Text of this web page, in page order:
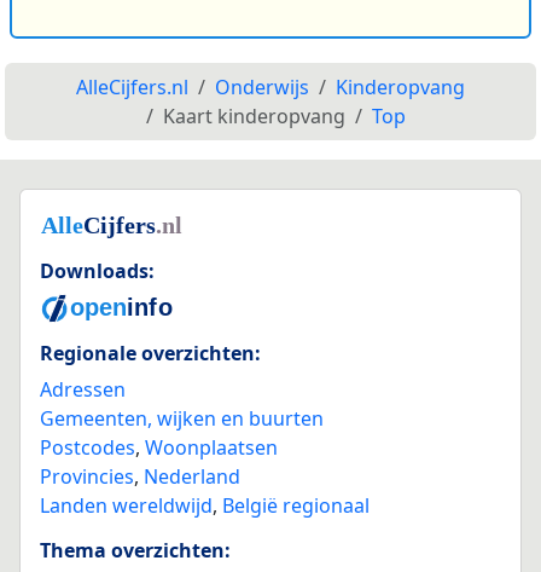
AlleCijfers.nl Onderwijs
Kinderopvang
Kaart kinderopvang
Top
Downloads:
Regionale overzichten:
Adressen
Gemeenten, wijken en buurten
Postcodes, Woonplaatsen
Provincies, Nederland
Landen wereldwijd, België regionaal
Thema overzichten: